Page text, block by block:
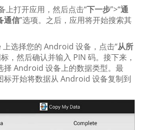
上打开应用，然后点击“下一步”>“通
通信”选项。之后，应用将开始搜索其
选择您的 Android 设备，点击“从所
，然后确认并输入 PIN 码。接下来，
择 Android 设备上的数据类型。最
标开始将数据从 Android 设备复制到